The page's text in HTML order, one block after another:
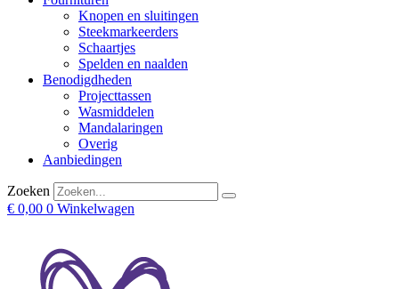
Knopen en sluitingen
Steekmarkeerders
Schaartjes
Spelden en naalden
Benodigdheden
Projecttassen
Wasmiddelen
Mandalaringen
Overig
Aanbiedingen
Zoeken
€ 0,00 0 Winkelwagen